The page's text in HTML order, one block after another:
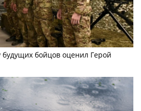
будущих бойцов оценил Герой